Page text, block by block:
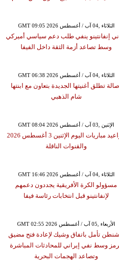
GMT 09:05 2026 الثلاثاء ,04 آب / أغسطس
إنفانتينو ينفي طلب دعم سياسي أميركي
وسط تصاعد أزمة الثقة داخل الفيفا
GMT 06:38 2026 الثلاثاء ,04 آب / أغسطس
تطلق أغنيتها الجديدة بتعاون مع ابنتها
شام الذهبي
GMT 08:04 2026 الإثنين ,03 آب / أغسطس
مواعيد مباريات اليوم الإثنين 3 أغسطس 2026
والقنوات الناقلة
GMT 16:46 2026 الثلاثاء ,04 آب / أغسطس
مسؤولو الكرة الأفريقية يجددون دعمهم
لإنفانتينو قبل انتخابات رئاسة فيفا
GMT 02:55 2026 الأربعاء ,05 آب / أغسطس
تأمل باتفاق وشيك لإعادة فتح مضيق
وسط نفي إيراني للمحادثات المباشرة
وتصاعد الهجمات البحرية